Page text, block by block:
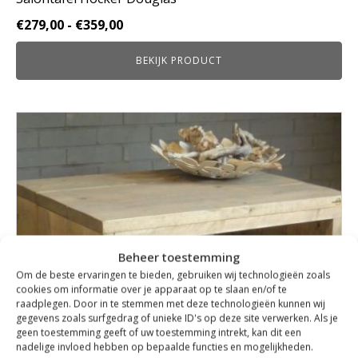
Beheer toestemming
Om de beste ervaringen te bieden, gebruiken wij technologieën zoals
cookies om informatie over je apparaat op te slaan en/of te
raadplegen. Door in te stemmen met deze technologieën kunnen wij
gegevens zoals surfgedrag of unieke ID's op deze site verwerken. Als je
geen toestemming geeft of uw toestemming intrekt, kan dit een
nadelige invloed hebben op bepaalde functies en mogelijkheden.
€279,00 - €359,00Prijsklasse:
€279,00
tot
€359,00
BEKIJK PRODUCT
variaties.
Deze
worden
op
de
productpagina